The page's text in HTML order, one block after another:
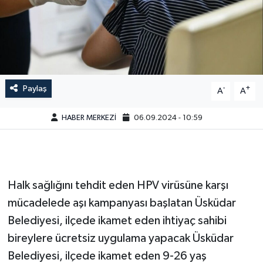
Paylaş A- A+
HABER MERKEZİ 06.09.2024 - 10:59
Halk sağlığını tehdit eden HPV virüsüne karşı
mücadelede aşı kampanyası başlatan Üsküdar
Belediyesi, ilçede ikamet eden ihtiyaç sahibi
bireylere ücretsiz uygulama yapacak Üsküdar
Belediyesi, ilçede ikamet eden 9-26 yaş